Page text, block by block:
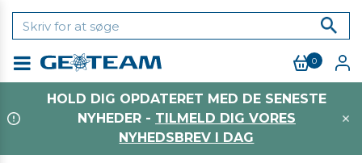
0
HOLD DIG OPDATERET MED DE SENESTE
NYHEDER - TILMELD DIG VORES
NYHEDSBREV I DAG